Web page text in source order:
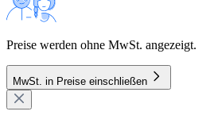
Preise werden ohne MwSt. angezeigt.
MwSt. in Preise einschließen